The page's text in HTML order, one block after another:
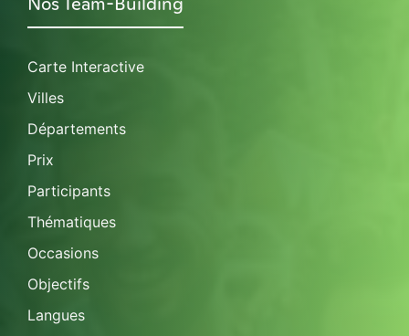
Carte Interactive
Villes
Départements
Prix
Participants
Thématiques
Occasions
Objectifs
Langues